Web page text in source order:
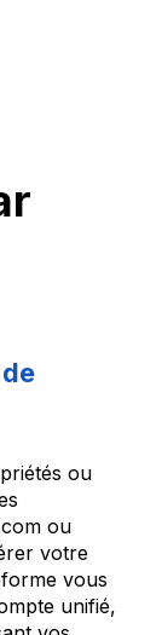
ou
ou
votre
vous
unifié,